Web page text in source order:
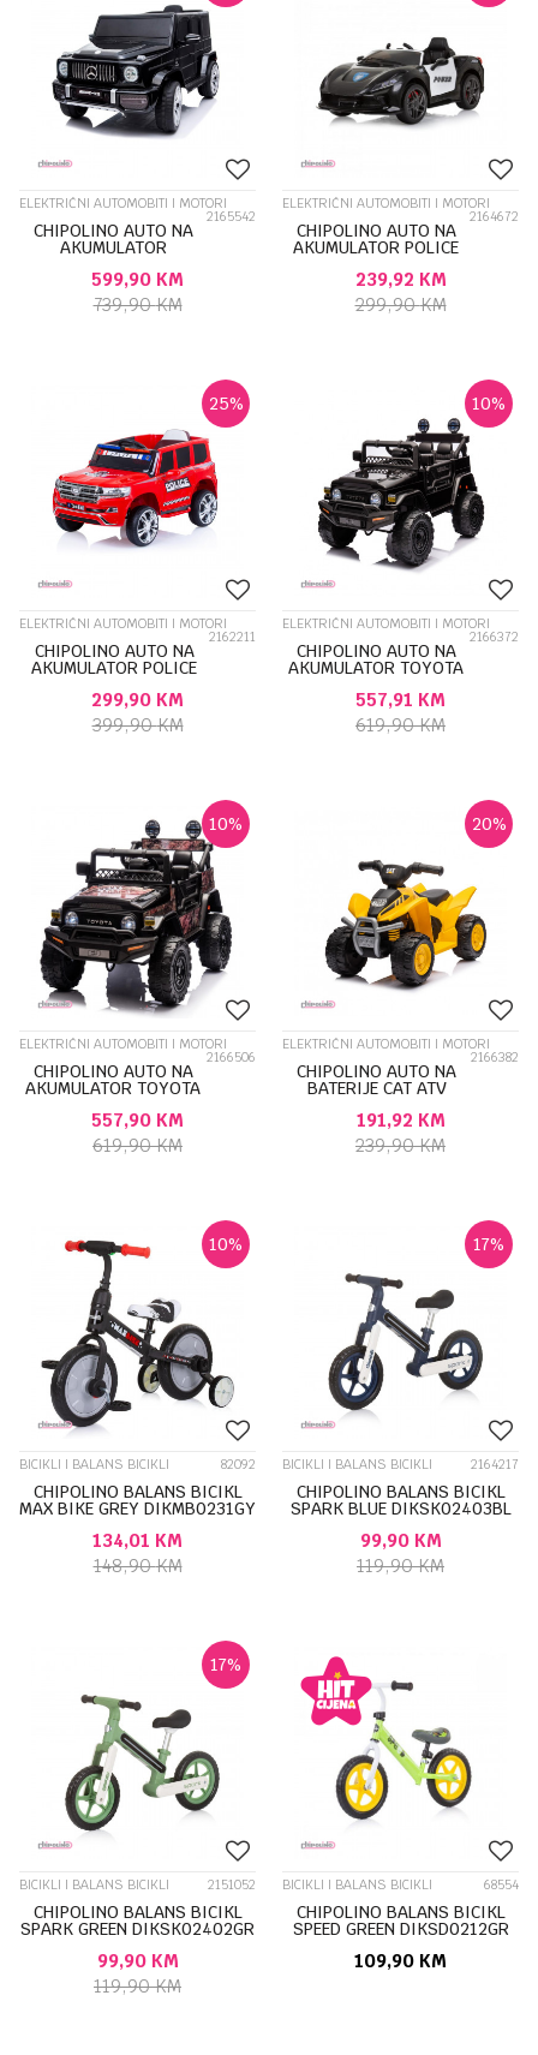
ELEKTRIČNI AUTOMOBITI I MOTORI
2165542
CHIPOLINO AUTO NA
AKUMULATOR
ELJG63M253B
599,90 KM
739,90KM
ELEKTRIČNI AUTOMOBITI I MOTORI
2164672
CHIPOLINO AUTO NA
AKUMULATOR POLICE
239,92 KM
299,90KM
25%
ELEKTRIČNI AUTOMOBITI I MOTORI
2162211
CHIPOLINO AUTO NA
AKUMULATOR POLICE
ELJPPL0233R
299,90 KM
399,90KM
10%
ELEKTRIČNI AUTOMOBITI I MOTORI
2166372
CHIPOLINO AUTO NA
AKUMULATOR TOYOTA
ELJTFJ251BK
557,91 KM
619,90KM
10%
ELEKTRIČNI AUTOMOBITI I MOTORI
2166506
CHIPOLINO AUTO NA
AKUMULATOR TOYOTA
ELJTFJ253GR
557,90 KM
619,90KM
20%
ELEKTRIČNI AUTOMOBITI I MOTORI
2166382
CHIPOLINO AUTO NA
BATERIJE CAT ATV
191,92 KM
239,90KM
10%
BICIKLI I BALANS BICIKLI 82092
CHIPOLINO BALANS BICIKL
MAX BIKE GREY DIKMB0231GY
134,01 KM
148,90KM
17%
BICIKLI I BALANS BICIKLI 2164217
CHIPOLINO BALANS BICIKL
SPARK BLUE DIKSK02403BL
99,90 KM
119,90KM
17%
BICIKLI I BALANS BICIKLI 2151052
CHIPOLINO BALANS BICIKL
SPARK GREEN DIKSK02402GR
99,90 KM
119,90KM
BICIKLI I BALANS BICIKLI 68554
CHIPOLINO BALANS BICIKL
SPEED GREEN DIKSD0212GR
109,90 KM